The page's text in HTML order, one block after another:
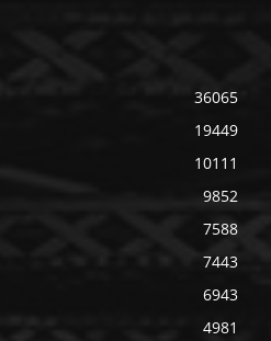
36065
19449
10111
9852
7588
7443
6943
4981